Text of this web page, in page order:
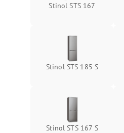
Stinol STS 167
Stinol STS 185 S
Stinol STS 167 S